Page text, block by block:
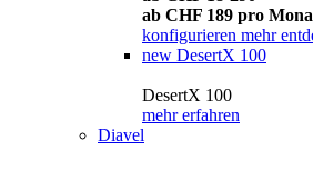
ab CHF 189 pro
konfigurieren mehr
new DesertX 100
DesertX 100
mehr erfahren
Diavel